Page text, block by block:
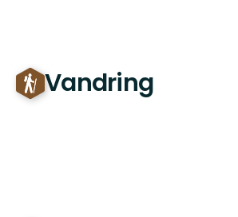
Vandring